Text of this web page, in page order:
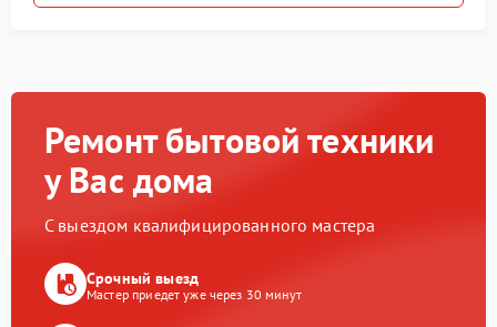
Ремонт бытовой техники
у Вас дома
С выездом квалифицированного мастера
Срочный выезд
Мастер приедет уже через 30 минут